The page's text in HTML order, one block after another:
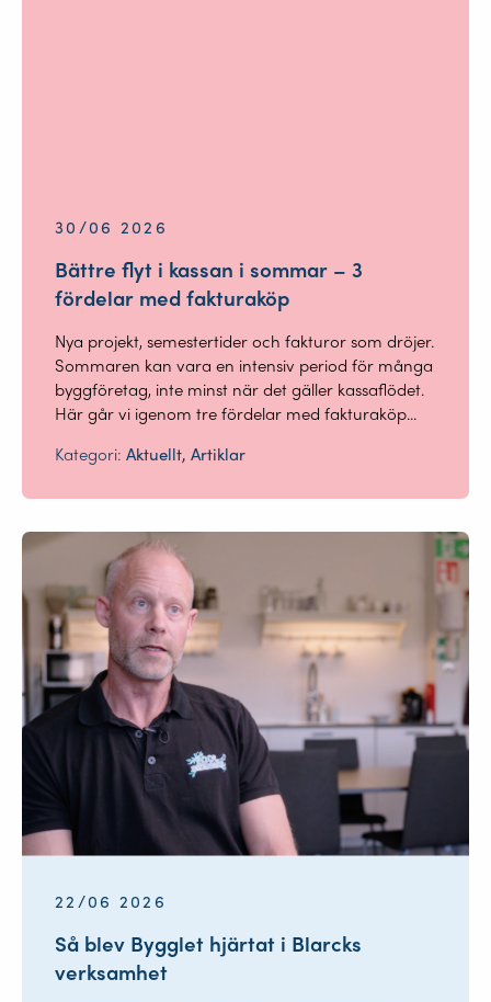
30/06 2026
Bättre flyt i kassan i sommar – 3
fördelar med fakturaköp
Nya projekt, semestertider och fakturor som dröjer.
Sommaren kan vara en intensiv period för många
byggföretag, inte minst när det gäller kassaflödet.
Här går vi igenom tre fördelar med fakturaköp...
Kategori:Aktuellt, Artiklar
22/06 2026
Så blev Bygglet hjärtat i Blarcks
verksamhet